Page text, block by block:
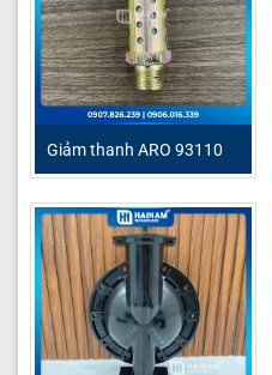
Giảm thanh ARO 93110